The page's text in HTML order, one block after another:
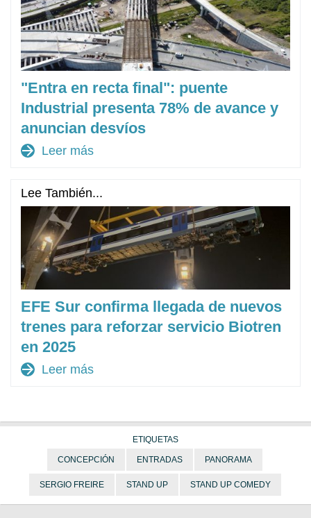
"Entra en recta final": puente
Industrial presenta 78% de avance y
anuncian desvíos
arrow_forward Leer más
Lee También...
EFE Sur confirma llegada de nuevos
trenes para reforzar servicio Biotren
en 2025
arrow_forward Leer más
ETIQUETAS
CONCEPCIÓN ENTRADAS PANORAMA
SERGIO FREIRE STAND UP STAND UP COMEDY